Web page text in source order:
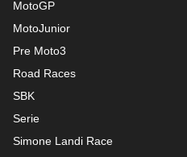
MotoGP
MotoJunior
Pre Moto3
Road Races
SBK
Serie
Simone Landi Race